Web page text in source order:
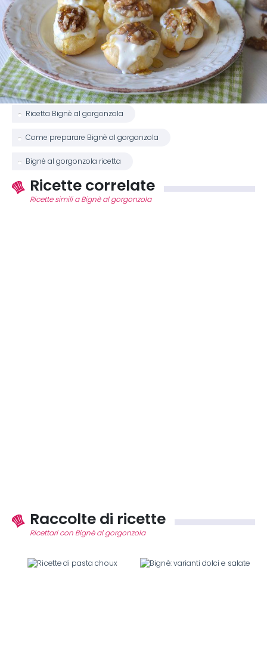
Ricetta Bignè al gorgonzola
Come preparare Bignè al gorgonzola
Bignè al gorgonzola ricetta
Ricette correlate
Ricette simili a Bignè al gorgonzola
Raccolte di ricette
Ricettari con Bignè al gorgonzola